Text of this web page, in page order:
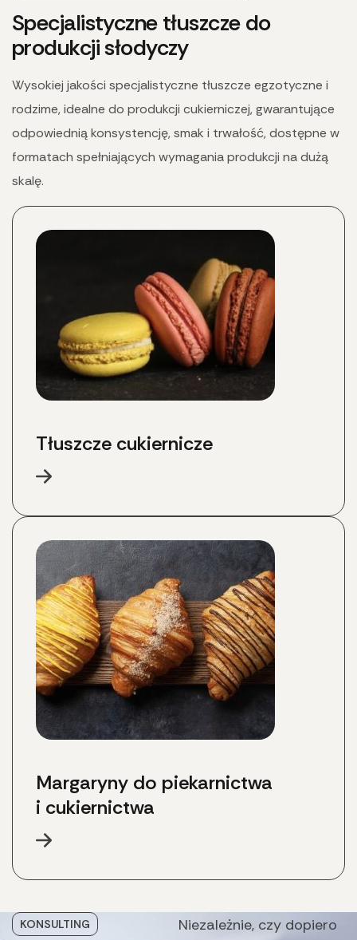
Specjalistyczne tłuszcze do
produkcji słodyczy
Wysokiej jakości specjalistyczne tłuszcze egzotyczne i
rodzime, idealne do produkcji cukierniczej, gwarantujące
odpowiednią konsystencję, smak i trwałość, dostępne w
formatach spełniających wymagania produkcji na dużą
skalę.
Tłuszcze cukiernicze
Margaryny do piekarnictwa
i cukiernictwa
KONSULTING
Niezależnie, czy dopiero